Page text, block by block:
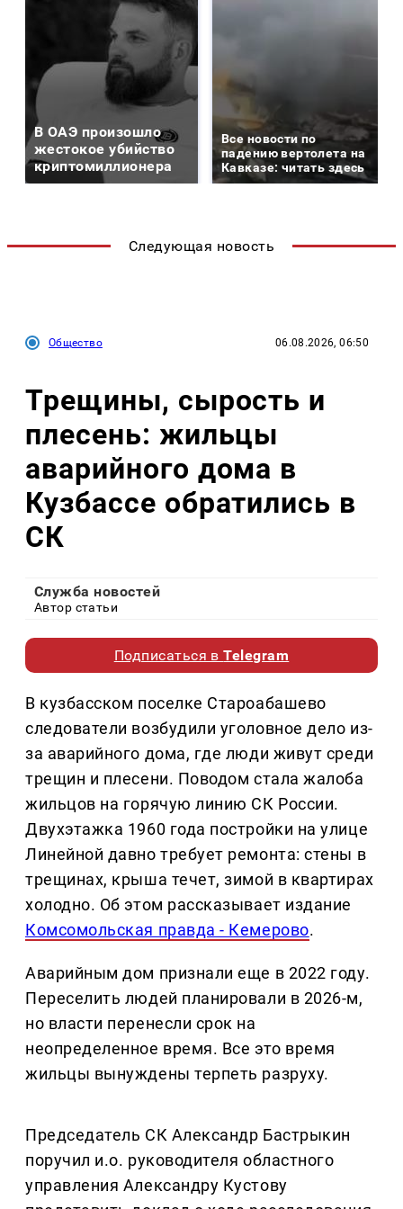
В ОАЭ произошло
жестокое убийство
криптомиллионера
Все новости по
падению вертолета на
Кавказе: читать здесь
Следующая новость
Общество 06.08.2026, 06:50
Трещины, сырость и
плесень: жильцы
аварийного дома в
Кузбассе обратились в
СК
Служба новостей
Автор статьи
Подписаться вTelegram
В кузбасском поселке Староабашево
следователи возбудили уголовное дело из-
за аварийного дома, где люди живут среди
трещин и плесени. Поводом стала жалоба
жильцов на горячую линию СК России.
Двухэтажка 1960 года постройки на улице
Линейной давно требует ремонта: стены в
трещинах, крыша течет, зимой в квартирах
холодно. Об этом рассказывает издание
Комсомольская правда - Кемерово.
Аварийным дом признали еще в 2022 году.
Переселить людей планировали в 2026-м,
но власти перенесли срок на
неопределенное время. Все это время
жильцы вынуждены терпеть разруху.
Председатель СК Александр Бастрыкин
поручил и.о. руководителя областного
управления Александру Кустову